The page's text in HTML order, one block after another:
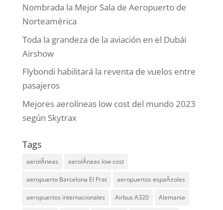
Nombrada la Mejor Sala de Aeropuerto de
Norteamérica
Toda la grandeza de la aviación en el Dubái
Airshow
Flybondi habilitará la reventa de vuelos entre
pasajeros
Mejores aerolíneas low cost del mundo 2023
según Skytrax
Tags
aerolÃ­neas aerolÃ­neas low cost
aeropuerto Barcelona El Prat aeropuertos espaÃ±oles
aeropuertos internacionales Airbus A320 Alemania